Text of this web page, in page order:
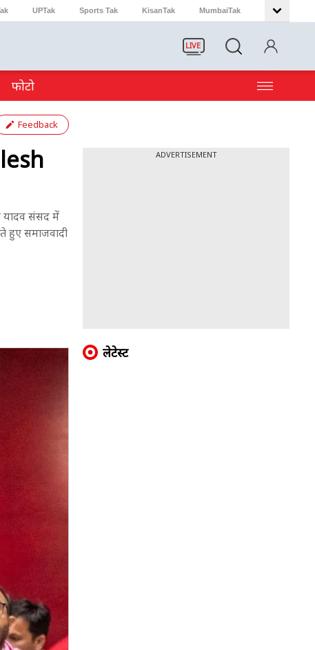
UPTak Sports Tak KisanTak MumbaiTak
LIVE
फोटो
Feedback
यादव संसद में
हुए समाजवादी
ADVERTISEMENT
लेटेस्ट